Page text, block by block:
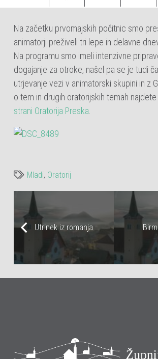
Na začetku prvomajskih počitnic smo
animatorji preživeli tri lepe in delavne
Na programu smo imeli intenzivne
dogajanje za otroke, našel pa se je tudi
utrjevanje vezi v animatorski skupini in z
o tem in drugih oratorijskih temah najdete
strani Oratorija Preska.
Mladi, Oratorij
Utrinek iz romanja